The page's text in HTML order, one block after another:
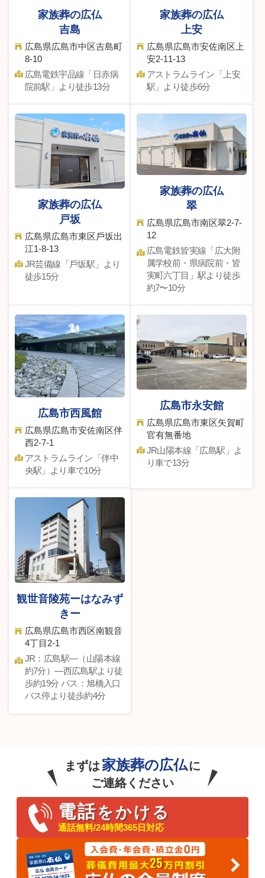
家族葬の広仏
吉島
広島県広島市中区吉島町
8-10
広島電鉄宇品線「⽇⾚病
院前駅」より徒歩13分
家族葬の広仏
上安
広島県広島市安佐南区上
安2-11-13
アストラムライン「上安
駅」より徒歩6分
家族葬の広仏
戸坂
広島県広島市東区⼾坂出
江1-8-13
JR芸備線「⼾坂駅」より
徒歩15分
家族葬の広仏
翠
広島県広島市南区翠2-7-
12
広島電鉄皆実線「広大附
属学校前・県病院前・皆
実町六丁目」駅より徒歩
約7〜10分
広島市西風館
広島県広島市安佐南区伴
⻄2-7-1
アストラムライン「伴中
央駅」より車で10分
広島市永安館
広島県広島市東区矢賀町
官有無番地
JR⼭陽本線「広島駅」よ
り⾞で13分
観世音陵苑ーはなみず
きー
広島県広島市西区南観音
4丁目2-1
JR：広島駅—（山陽本線
約7分）—西広島駅より徒
歩約19分 バス：旭橋入口
バス停より徒歩約4分
まずは 家族葬の広仏 に
ご連絡ください
電話をかける
通話無料/24時間365日対応
25